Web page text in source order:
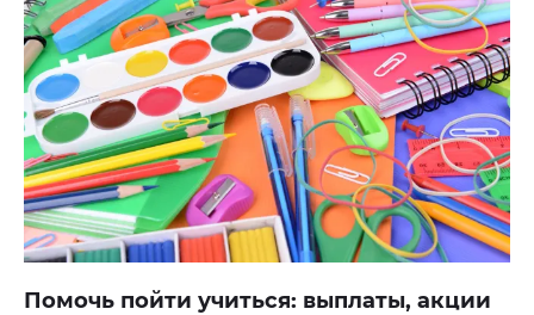
Помочь пойти учиться: выплаты, акции